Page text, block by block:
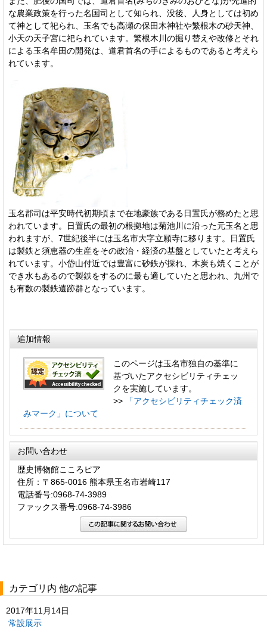
な農業政策を行った名国司として知られ、没後、人身としては初め
て神として祀られ、玉名でも高瀬の保田木神社や繁根木の砂天神、
小天の天子宮に祀られています。繁根木川の掘り替えや改修とそれ
による玉名牟田の開発は、道君首名の手によるものであると考えら
れています。
玉名郡司は平安時代初期頃まで在地豪族である日置氏が務めたと思
われています。日置氏の最初の根拠地は菊池川に沿った元玉名と思
われますが、7世紀後半には玉名市大字立願寺に移ります。日置氏
は製鉄と須恵器の生産をその政治・経済の基盤としていたと考えら
れています。小岱山付近では豊富に砂鉄が採れ、木炭も焼くことが
でき水もあるので製鉄をするのに最も適していたと思われ、九州で
も有数の製鉄遺跡群となっています。
追加情報
このページは玉名市独自の基準に
基づいたアクセシビリティチェッ
クを実施しています。
>>
「アクセシビリティチェック済
みマーク」について
お問い合わせ
歴史博物館こころピア
住所：〒865-0016 熊本県玉名市岩崎117
電話番号:0968-74-3989
ファックス番号:0968-74-3986
カテゴリ内 他の記事
2017年11月14日
常設展示